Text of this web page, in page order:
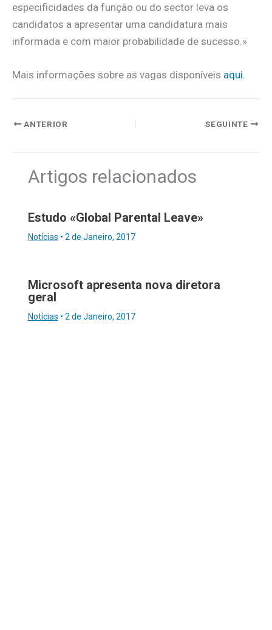
especificidades da função ou do sector leva os
candidatos a apresentar uma candidatura mais
informada e com maior probabilidade de sucesso.»
Mais informações sobre as vagas disponíveis aqui
ANTERIOR SEGUINTE
Artigos relacionados
Estudo «Global Parental Leave»
Notícias • 2 de Janeiro, 2017
Microsoft apresenta nova diretora
geral
Notícias • 2 de Janeiro, 2017